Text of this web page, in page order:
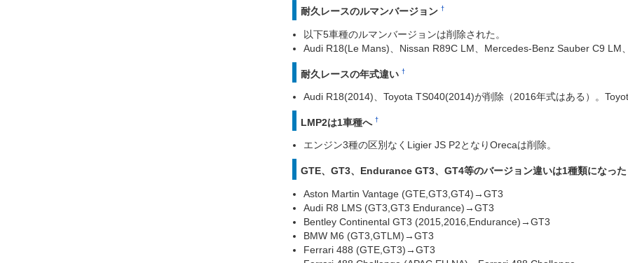
耐久レースのルマンバージョン †
以下5車種のルマンバージョンは削除された。
Audi R18(Le Mans)、Nissan R89C LM、Mercedes-Benz Sauber C9 LM
耐久レースの年式違い †
Audi R18(2014)、Toyota TS040(2014)が削除（2016年式はある）。
LMP2は1車種へ †
エンジン3種の区別なくLigier JS P2となりOrecaは削除。
GTE、GT3、Endurance GT3、GT4等のバージョン違いは1種類になった
Aston Martin Vantage (GTE,GT3,GT4)→GT3
Audi R8 LMS (GT3,GT3 Endurance)→GT3
Bentley Continental GT3 (2015,2016,Endurance)→GT3
BMW M6 (GT3,GTLM)→GT3
Ferrari 488 (GTE,GT3)→GT3